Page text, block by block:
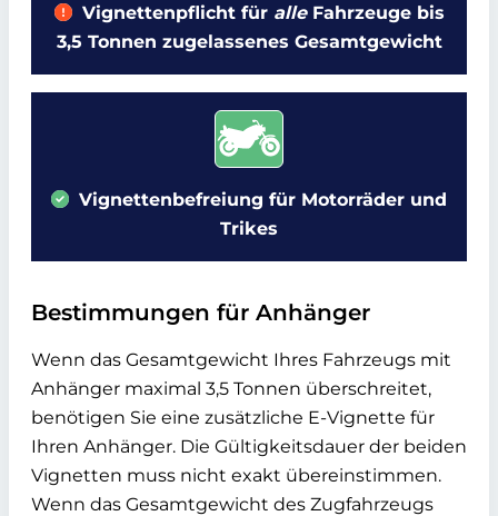
Vignettenpflicht für alleFahrzeuge bis
3,5 Tonnen zugelassenes Gesamtgewicht
Vignettenbefreiung für Motorräder und
Trikes
Bestimmungen für Anhänger
Wenn das Gesamtgewicht Ihres Fahrzeugs mit
Anhänger maximal 3,5 Tonnen überschreitet,
benötigen Sie eine zusätzliche E-Vignette für
Ihren Anhänger. Die Gültigkeitsdauer der beiden
Vignetten muss nicht exakt übereinstimmen.
Wenn das Gesamtgewicht des Zugfahrzeugs